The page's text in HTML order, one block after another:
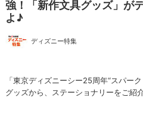
強！「新作文具グッズ」が
よ♪
ディズニー特集
「東京ディズニーシー25周年“スパー
グッズから、ステーショナリーをご紹